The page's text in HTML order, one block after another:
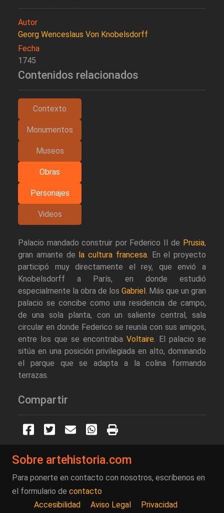
Autor
Georg Wenceslaus Von Knobelsdorff
Fecha
1745
Contenidos relacionados
Contexto
Monumentos
Museos
Obras
Personajes
Videos
Palacio mandado construir por Federico II de Prusia,
gran amante de la cultura francesa. En el proyecto
participó muy directamente el rey, que envió a
Knobelsdorff a París, en donde estudió
especialmente la obra de los Gabriel . Más que un gran
palacio se concibe como una residencia de campo,
de una sola planta, con un saliente central, sala
circular en donde Federico se reunía con sus amigos,
entre los que se encontraba Voltaire . El palacio se
sitúa en una posición privilegiada en alto, dominando
el parque que se adapta a la colina formando
terrazas.
Compartir
Sobre artehistoria.com
Para ponerte en contacto con nosotros, escríbenos en
el formulario de contacto
Accesibilidad
Aviso Legal Privacidad